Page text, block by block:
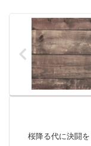
桜降る代に決闘を